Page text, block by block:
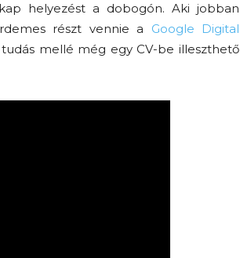
helyezést a dobogón. Aki jobban
részt vennie a Google Digital
mellé még egy CV-be illeszthető